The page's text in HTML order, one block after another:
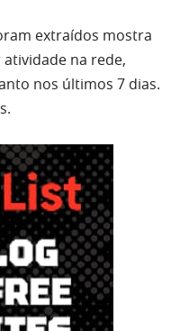
extraídos mostra
na rede,
nos últimos 7 dias.